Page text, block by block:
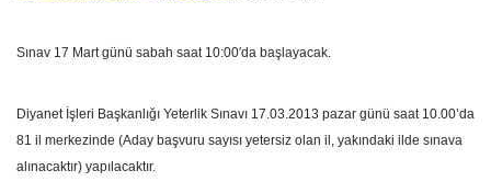
Sınav 17 Mart günü sabah saat 10:00′da başlayacak.
Diyanet İşleri Başkanlığı Yeterlik Sınavı 17.03.2013 pazar günü saat 10.00’da
81 il merkezinde (Aday başvuru sayısı yetersiz olan il, yakındaki ilde sınava
alınacaktır) yapılacaktır.